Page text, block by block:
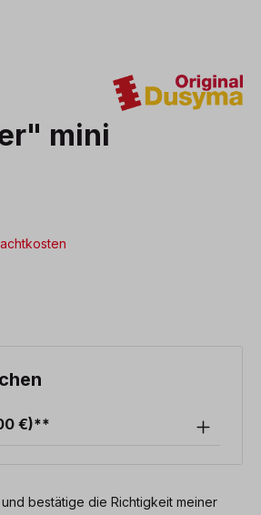
mini
€)**
bestätige die Richtigkeit meiner